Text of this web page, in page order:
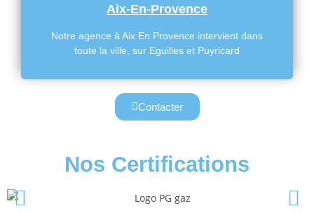
Aix-En-Provence
Notre agence à Aix En Provence intervient dans
toute la ville, sur Eguilles et Puyricard
Contacter
Nos Certifications